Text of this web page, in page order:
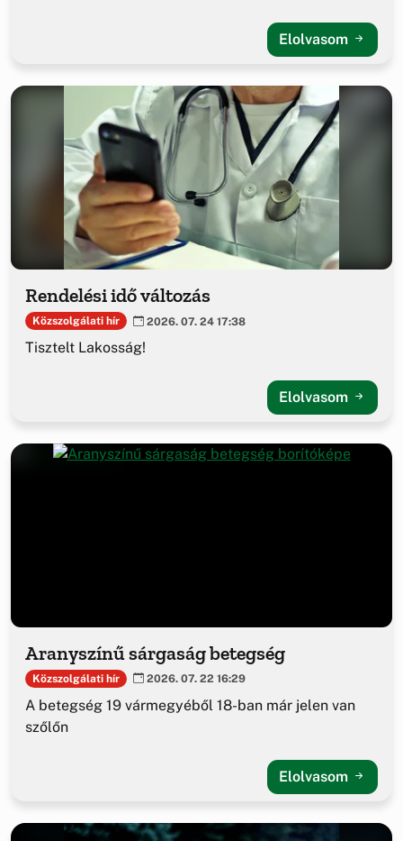
Elolvasom
Rendelési idő változás
Közszolgálati hír 2026. 07. 24 17:38
Tisztelt Lakosság!
Elolvasom
Aranyszínű sárgaság betegség
Közszolgálati hír 2026. 07. 22 16:29
A betegség 19 vármegyéből 18-ban már jelen van
szőlőn
Elolvasom